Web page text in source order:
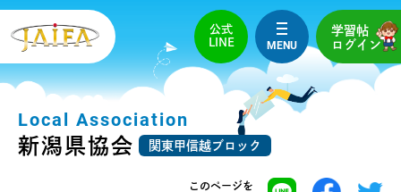
公式
LINE
MENU
学習帖
ログイン
Local Association
新潟県協会 関東甲信越ブロック
このページを